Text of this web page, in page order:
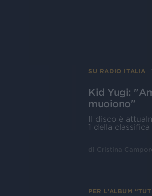
SU RADIO ITALIA
Kid Yugi:
muoiono"
Il disco è
1 della
di Cristina
PER L’ALBUM